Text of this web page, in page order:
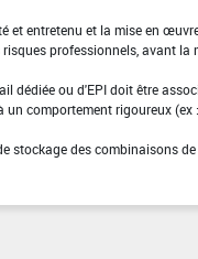
et entretenu et la mise en
professionnels, avant
dédiée ou d'EPI doit être
un comportement rigoureux
stockage des combinaisons